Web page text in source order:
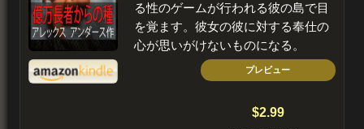
る性のゲームが行われる彼の島で目
を覚ます。彼女の彼に対する奉仕の
心が思いがけないものになる。
プレビュー
$2.99